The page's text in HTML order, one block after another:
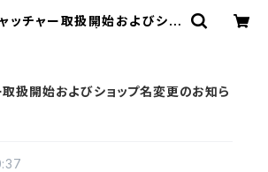
ッチャー取扱開始およびショ
取扱開始およびショップ名変更のお知ら